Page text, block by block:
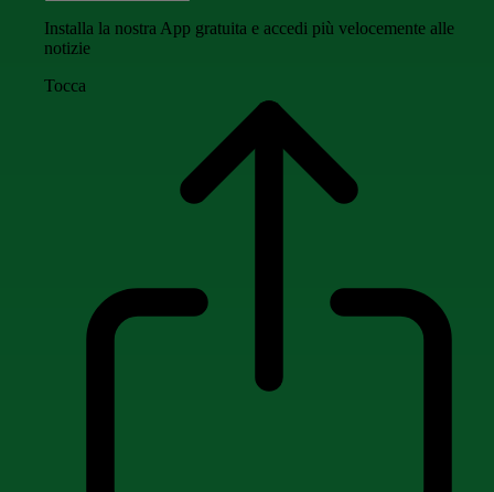
Installa la nostra App gratuita e accedi più velocemente alle
notizie
Tocca